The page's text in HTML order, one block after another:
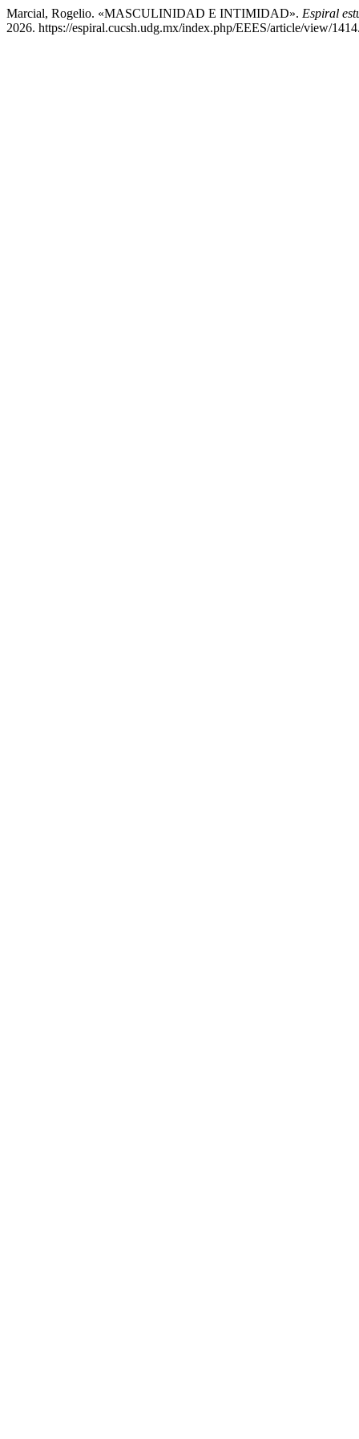
Marcial, Rogelio. «MASCULINIDAD E INTIMIDAD». Espiral
2026. https://espiral.cucsh.udg.mx/index.php/EEES/article/view/